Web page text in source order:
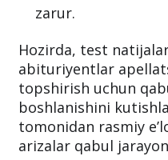
Test sinovida
Test sinovidan
zarur.
Hozirda, test
abituriyentlar
topshirish uchun